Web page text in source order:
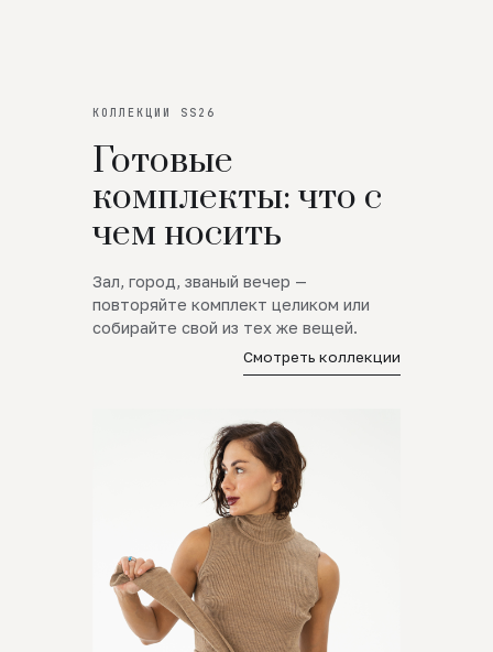
КОЛЛЕКЦИИ SS26
Готовые
комплекты: что с
чем носить
Зал, город, званый вечер —
повторяйте комплект целиком или
собирайте свой из тех же вещей.
Смотреть коллекции